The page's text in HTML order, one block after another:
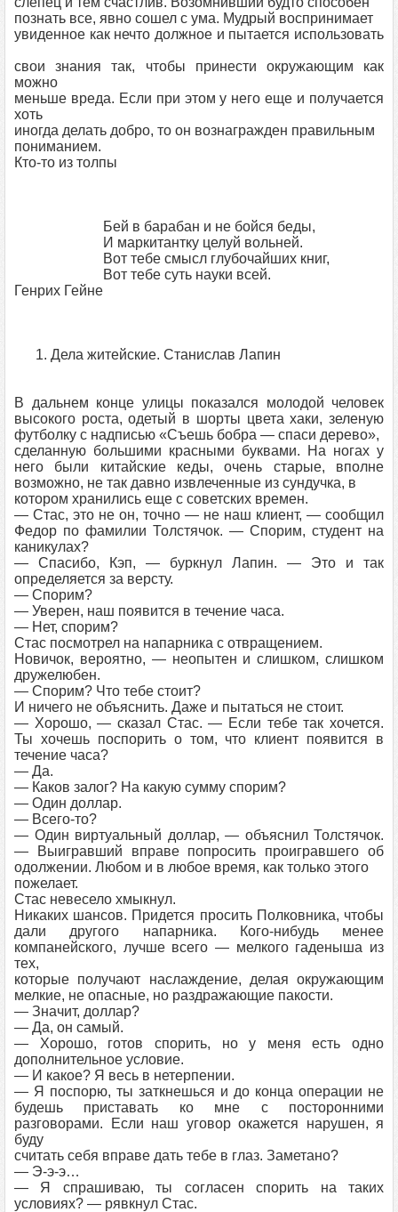
познать все, явно сошел с ума. Мудрый воспринимает
увиденное как нечто должное и пытается использовать
свои знания так, чтобы принести окружающим как
можно
меньше вреда. Если при этом у него еще и получается
хоть
иногда делать добро, то он вознагражден правильным
пониманием.
Кто-то из толпы
Бей в барабан и не бойся беды,
И маркитантку целуй вольней.
Вот тебе смысл глубочайших книг,
Вот тебе суть науки всей.
Генрих Гейне
1. Дела житейские. Станислав Лапин
В дальнем конце улицы показался молодой человек
высокого роста, одетый в шорты цвета хаки, зеленую
футболку с надписью «Съешь бобра — спаси дерево»,
сделанную большими красными буквами. На ногах у
него были китайские кеды, очень старые, вполне
возможно, не так давно извлеченные из сундучка, в
котором хранились еще с советских времен.
— Стас, это не он, точно — не наш клиент, — сообщил
Федор по фамилии Толстячок. — Спорим, студент на
каникулах?
— Спасибо, Кэп, — буркнул Лапин. — Это и так
определяется за версту.
— Спорим?
— Уверен, наш появится в течение часа.
— Нет, спорим?
Стас посмотрел на напарника с отвращением.
Новичок, вероятно, — неопытен и слишком, слишком
дружелюбен.
— Спорим? Что тебе стоит?
И ничего не объяснить. Даже и пытаться не стоит.
— Хорошо, — сказал Стас. — Если тебе так хочется.
Ты хочешь поспорить о том, что клиент появится в
течение часа?
— Да.
— Каков залог? На какую сумму спорим?
— Один доллар.
— Всего-то?
— Один виртуальный доллар, — объяснил Толстячок.
— Выигравший вправе попросить проигравшего об
одолжении. Любом и в любое время, как только этого
пожелает.
Стас невесело хмыкнул.
Никаких шансов. Придется просить Полковника, чтобы
дали другого напарника. Кого-нибудь менее
компанейского, лучше всего — мелкого гаденыша из
тех,
которые получают наслаждение, делая окружающим
мелкие, не опасные, но раздражающие пакости.
— Значит, доллар?
— Да, он самый.
— Хорошо, готов спорить, но у меня есть одно
дополнительное условие.
— И какое? Я весь в нетерпении.
— Я поспорю, ты заткнешься и до конца операции не
будешь приставать ко мне с посторонними
разговорами. Если наш уговор окажется нарушен, я
буду
считать себя вправе дать тебе в глаз. Заметано?
— Э-э-э…
— Я спрашиваю, ты согласен спорить на таких
условиях? — рявкнул Стас.